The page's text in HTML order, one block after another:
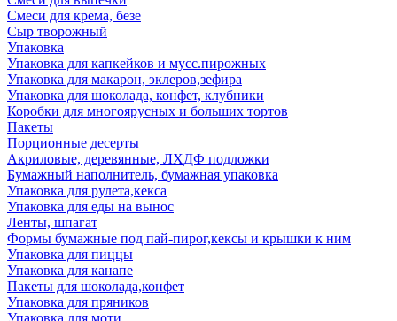
Смеси для крема, безе
Сыр творожный
Упаковка
Упаковка для капкейков и мусс.пирожных
Упаковка для макарон, эклеров,зефира
Упаковка для шоколада, конфет, клубники
Коробки для многоярусных и больших тортов
Пакеты
Порционные десерты
Акриловые, деревянные, ЛХДФ подложки
Бумажный наполнитель, бумажная упаковка
Упаковка для рулета,кекса
Упаковка для еды на вынос
Ленты, шпагат
Формы бумажные под пай-пирог,кексы и крышки к ним
Упаковка для пиццы
Упаковка для канапе
Пакеты для шоколада,конфет
Упаковка для пряников
Упаковка для моти